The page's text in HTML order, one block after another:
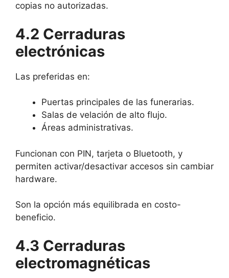
copias no autorizadas.
4.2 Cerraduras
electrónicas
Las preferidas en:
Puertas principales de las funerarias.
Salas de velación de alto flujo.
Áreas administrativas.
Funcionan con PIN, tarjeta o Bluetooth, y
permiten activar/desactivar accesos sin cambiar
hardware.
Son la opción más equilibrada en costo-
beneficio.
4.3 Cerraduras
electromagnéticas